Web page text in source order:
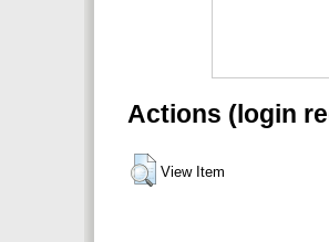
Actions (login
View Item